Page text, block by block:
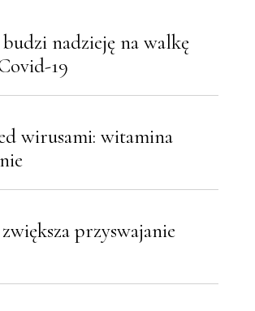
nadzieję na walkę
19
wirusami: witamina
przyswajanie